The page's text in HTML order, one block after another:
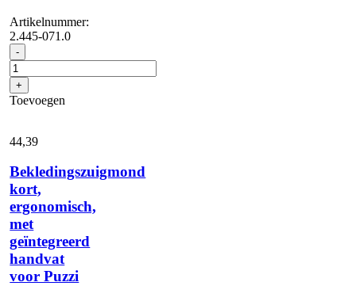
Artikelnummer:
2.445-071.0
- Starter
kit
Battery
Power+
36/60
+
Toevoegen
44,39
Bekledingszuigmond
kort,
ergonomisch,
met
geïntegreerd
handvat
voor Puzzi